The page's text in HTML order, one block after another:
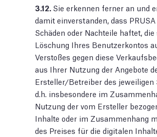
3.12. Sie erkennen ferner an und
damit einverstanden, dass
Schäden oder Nachteile haftet,
Löschung Ihres Benutzerkontos
Verstoßes gegen diese
aus Ihrer Nutzung der Angebote
Ersteller/Betreiber des jeweiligen
d.h. insbesondere im
Nutzung der vom Ersteller
Inhalte oder im Zusammenhang
des Preises für die digitalen